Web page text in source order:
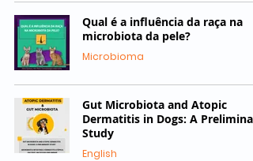
Qual é a influência da raça na
microbiota da pele?
Microbioma
Gut Microbiota and Atopic
Dermatitis in Dogs: A
Study
English